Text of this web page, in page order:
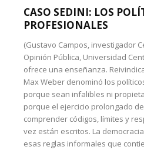
CASO SEDINI: LOS
PROFESIONALES
(Gustavo Campos, investigador
Opinión Pública, Universidad
ofrece una enseñanza.
Max Weber denominó los
porque sean infalibles ni
porque el ejercicio prolongado
comprender códigos, límites y
vez están escritos. La
esas reglas informales que